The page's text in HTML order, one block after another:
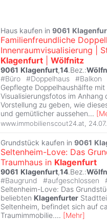
Haus kaufen in 9061
Familienfreundliche
Innenraumvisualisierung |
Klagenfurt
Wölfnitz
9061 Klagenfurt,14.Bez.:
#Büro #Doppelhaus #Balkon
Gepflegte Doppelhaushälfte
Visualisierungsfotos im
Vorstellung zu geben, wie
und gemütlicher aussehen... [
www.immobilienscout24.at
Grundstück kaufen in 9061
Seltenheim-Love: Das
Traumhaus in Klagenfurt
9061 Klagenfurt,14.Bez.:
#Baugrund #aufgeschlossen
Seltenheim-Love: Das
beliebten Klagenfurter
Seltenheim, befindet sich auf
Traumimmobilie.... [Mehr]